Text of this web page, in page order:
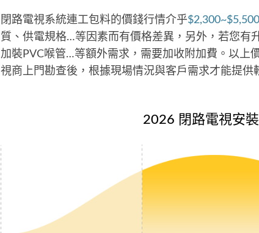
閉路電視系統連工包料的價錢行情介乎
質、供電規格…等因素而有價格差異，另外，若您有
加裝PVC喉管…等額外需求，需要加收附加費。以上
視商上門勘查後，根據現場情況與客戶需求才能提供
2026 閉路電視安